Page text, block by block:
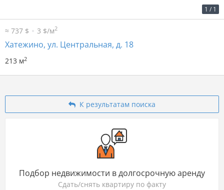
1 / 1
≈ 737 $ 3 $/м2
Хатежино, ул. Центральная, д. 18
213 м2
К результатам поиска
Подбор недвижимости в долгосрочную аренду
Сдать/снять квартиру по факту